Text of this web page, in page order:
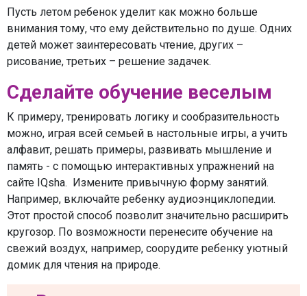
Пусть летом ребенок уделит как можно больше
внимания тому, что ему действительно по душе. Одних
детей может заинтересовать чтение, других –
рисование, третьих – решение задачек.
Сделайте обучение веселым
К примеру, тренировать логику и сообразительность
можно, играя всей семьей в настольные игры, а учить
алфавит, решать примеры, развивать мышление и
память - с помощью интерактивных упражнений на
сайте IQsha. Измените привычную форму занятий.
Например, включайте ребенку аудиоэнциклопедии.
Этот простой способ позволит значительно расширить
кругозор. По возможности перенесите обучение на
свежий воздух, например, соорудите ребенку уютный
домик для чтения на природе.